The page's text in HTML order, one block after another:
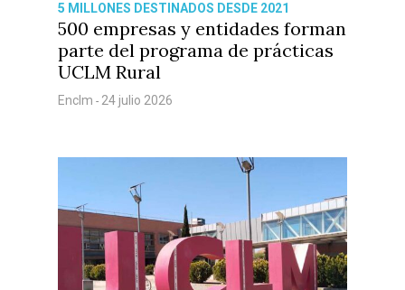
5 MILLONES DESTINADOS DESDE 2021
500 empresas y entidades forman
parte del programa de prácticas
UCLM Rural
Enclm - 24 julio 2026